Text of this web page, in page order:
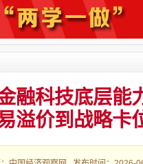
融科技底层能
溢价到战略卡